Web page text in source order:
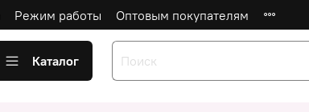
Режим работы Оптовым покупателям
Каталог